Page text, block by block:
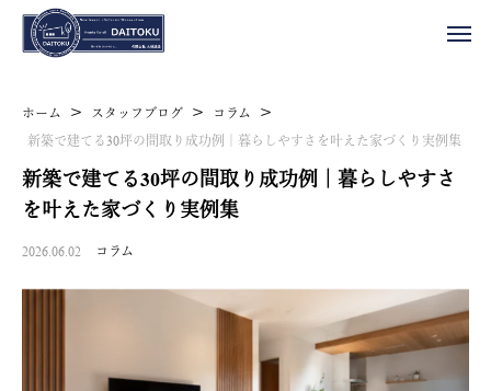
ホーム > スタッフブログ > コラム >
新築で建てる30坪の間取り成功例｜暮らしやすさを叶えた家づくり実例集
新築で建てる30坪の間取り成功例｜暮らしやすさ
を叶えた家づくり実例集
2026.06.02 コラム